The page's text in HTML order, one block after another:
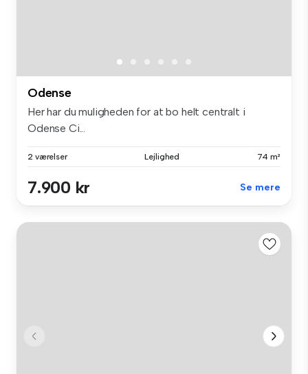
Odense
Her har du muligheden for at bo helt centralt i
Odense Ci...
2 værelser Lejlighed 74 m²
7.900 kr Se mere